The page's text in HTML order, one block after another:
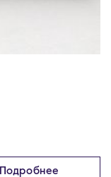
Подробнее